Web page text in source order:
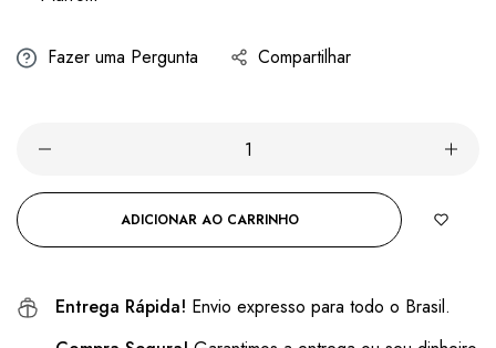
Fazer uma Pergunta Compartilhar
ADICIONAR AO CARRINHO
Entrega Rápida! Envio expresso para todo o Brasil.